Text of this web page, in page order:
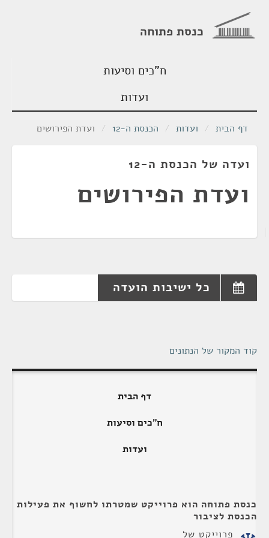
כנסת פתוחה
ח"כים וסיעות
ועדות
דף הבית / ועדות / הכנסת ה-12 / ועדת הפירושים
ועדה של הכנסת ה-12
ועדת הפירושים
כל ישיבות הועדה
קוד המקור של הנתונים
דף הבית
ח"כים וסיעות
ועדות
כנסת פתוחה הוא פרוייקט שמטרתו לחשוף את פעילות
הכנסת לציבור
פרוייקט של